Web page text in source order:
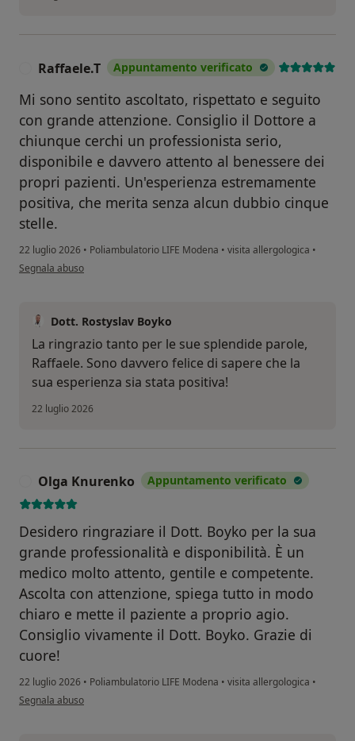
Raffaele.T Appuntamento verificato
Mi sono sentito ascoltato, rispettato e seguito
con grande attenzione. Consiglio il Dottore a
chiunque cerchi un professionista serio,
disponibile e davvero attento al benessere dei
propri pazienti. Un'esperienza estremamente
positiva, che merita senza alcun dubbio cinque
stelle.
22 luglio 2026 • Poliambulatorio LIFE Modena • visita allergologica •
secondo l'opinione dell'utente Raffaele.T
Segnala abuso
Dott. Rostyslav Boyko
La ringrazio tanto per le sue splendide parole,
Raffaele. Sono davvero felice di sapere che la
sua esperienza sia stata positiva!
22 luglio 2026
Olga Knurenko Appuntamento verificato
Desidero ringraziare il Dott. Boyko per la sua
grande professionalità e disponibilità. È un
medico molto attento, gentile e competente.
Ascolta con attenzione, spiega tutto in modo
chiaro e mette il paziente a proprio agio.
Consiglio vivamente il Dott. Boyko. Grazie di
cuore!
22 luglio 2026 • Poliambulatorio LIFE Modena • visita allergologica •
secondo l'opinione dell'utente Olga Knurenko
Segnala abuso